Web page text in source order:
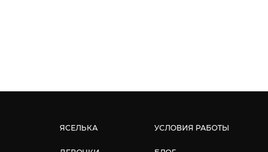
ЯСЕЛЬКА УСЛОВИЯ РАБОТЫ